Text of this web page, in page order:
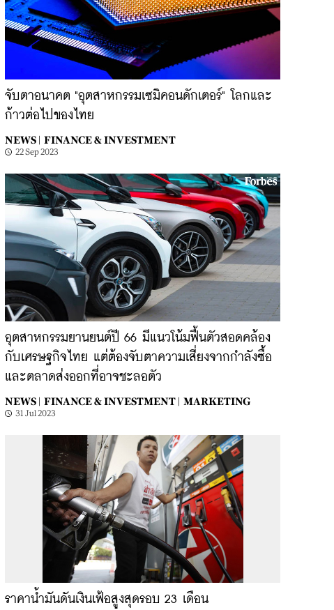
จับตาอนาคต "อุตสาหกรรมเซมิคอนดักเตอร์" โลกและ
ก้าวต่อไปของไทย
NEWS | FINANCE & INVESTMENT
22 Sep 2023
อุตสาหกรรมยานยนต์ปี 66 มีแนวโน้มฟื้นตัวสอดคล้อง
กับเศรษฐกิจไทย แต่ต้องจับตาความเสี่ยงจากกำลังซื้อ
และตลาดส่งออกที่อาจชะลอตัว
NEWS | FINANCE & INVESTMENT | MARKETING
31 Jul 2023
ราคาน้ำมันดันเงินเฟ้อสูงสุดรอบ 23 เดือน